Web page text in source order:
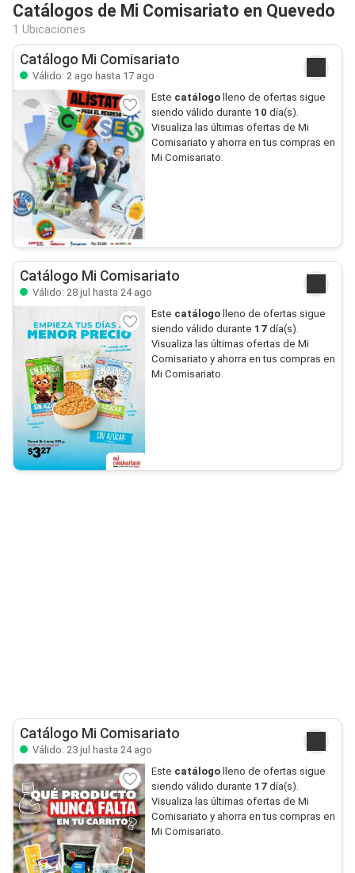
Catálogos de Mi Comisariato en Quevedo
1 Ubicaciones
Catálogo Mi Comisariato
Válido: 2 ago hasta 17 ago
Este catálogo lleno de ofertas sigue
siendo válido durante 10 día(s).
Visualiza las últimas ofertas de Mi
Comisariato y ahorra en tus compras en
Mi Comisariato.
Catálogo Mi Comisariato
Válido: 28 jul hasta 24 ago
Este catálogo lleno de ofertas sigue
siendo válido durante 17día(s).
Visualiza las últimas ofertas de Mi
Comisariato y ahorra en tus compras en
Mi Comisariato.
Catálogo Mi Comisariato
Válido: 23 jul hasta 24 ago
Este catálogo lleno de ofertas sigue
siendo válido durante 17día(s).
Visualiza las últimas ofertas de Mi
Comisariato y ahorra en tus compras en
Mi Comisariato.